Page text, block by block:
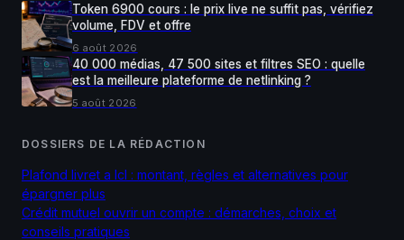
Token 6900 cours : le prix live ne suffit pas, vérifiez
volume, FDV et offre
6 août 2026
40 000 médias, 47 500 sites et filtres SEO : quelle
est la meilleure plateforme de netlinking ?
5 août 2026
DOSSIERS DE LA RÉDACTION
Plafond livret a lcl : montant, règles et alternatives pour
épargner plus
Crédit mutuel ouvrir un compte : démarches, choix et
conseils pratiques